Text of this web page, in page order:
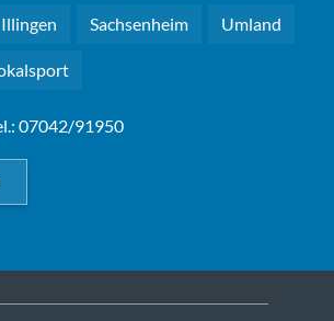
Illingen Sachsenheim Umland
07042/91950